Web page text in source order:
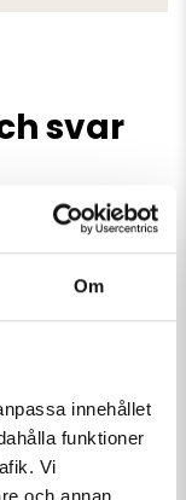
Om
innehållet
funktioner
Vi
svar
ni på